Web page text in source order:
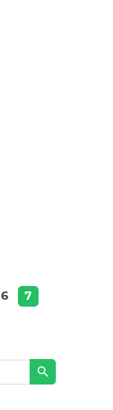
6 7